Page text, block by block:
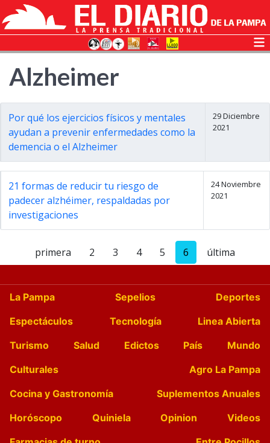
Alzheimer
Por qué los ejercicios físicos y mentales
ayudan a prevenir enfermedades como la
demencia o el Alzheimer
29 Diciembre
2021
21 formas de reducir tu riesgo de
padecer alzhéimer, respaldadas por
investigaciones
24 Noviembre
2021
primera 2 3 4 5 6 última
La Pampa Sepelios
Deportes
Espectáculos
Tecnología
Linea Abierta
Turismo
Salud Edictos País
Mundo
Culturales
Agro La Pampa
Cocina y Gastronomía
Suplementos Anuales
Horóscopo
Quiniela Opinion
Videos